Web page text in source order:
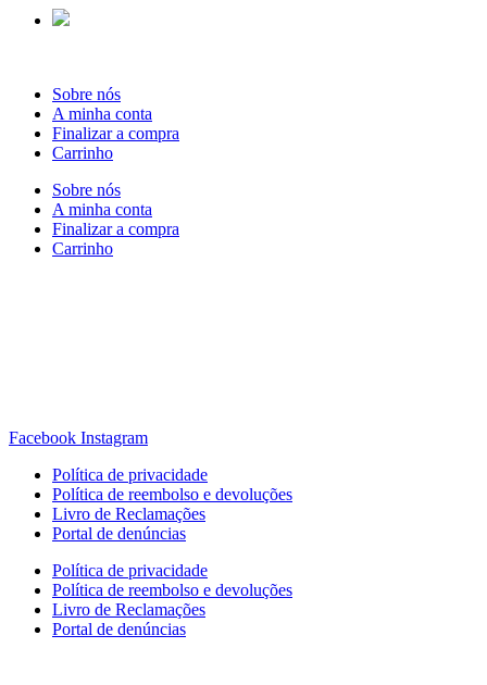
Sobre nós
A minha conta
Finalizar a compra
Carrinho
Sobre nós
A minha conta
Finalizar a compra
Carrinho
Facebook Instagram
Política de privacidade
Política de reembolso e devoluções
Livro de Reclamações
Portal de denúncias
Política de privacidade
Política de reembolso e devoluções
Livro de Reclamações
Portal de denúncias